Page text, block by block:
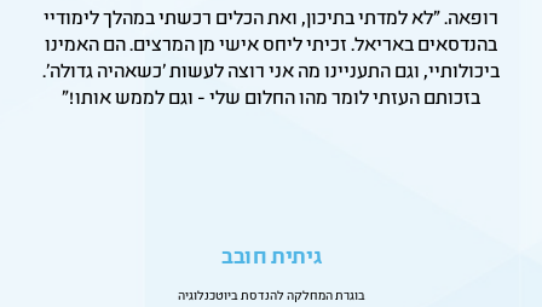
רופאה. "לא למדתי בתיכון, ואת הכלים רכשתי במהלך לימודיי
בהנדסאים באריאל. זכיתי ליחס אישי מן המרצים. הם האמינו
ביכולותיי, וגם התעניינו מה אני רוצה לעשות 'כשאהיה גדולה'.
בזכותם העזתי לומר מהו החלום שלי - וגם לממש אותו!"
גיתית חובב
בוגרת המחלקה להנדסת ביוטכנלוגיה